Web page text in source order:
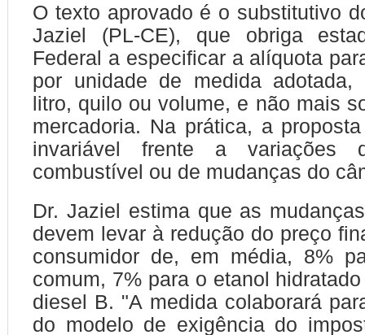
O texto aprovado é o substitutivo
Jaziel (PL-CE), que obriga
Federal a especificar a alíquota
por unidade de medida
litro, quilo ou volume, e não mais
mercadoria. Na prática, a
invariável frente a variações
combustível ou de mudanças do
Dr. Jaziel estima que as
devem levar à redução do preço
consumidor de, em média, 8%
comum, 7% para o etanol
diesel B. "A medida colaborará
do modelo de exigência do